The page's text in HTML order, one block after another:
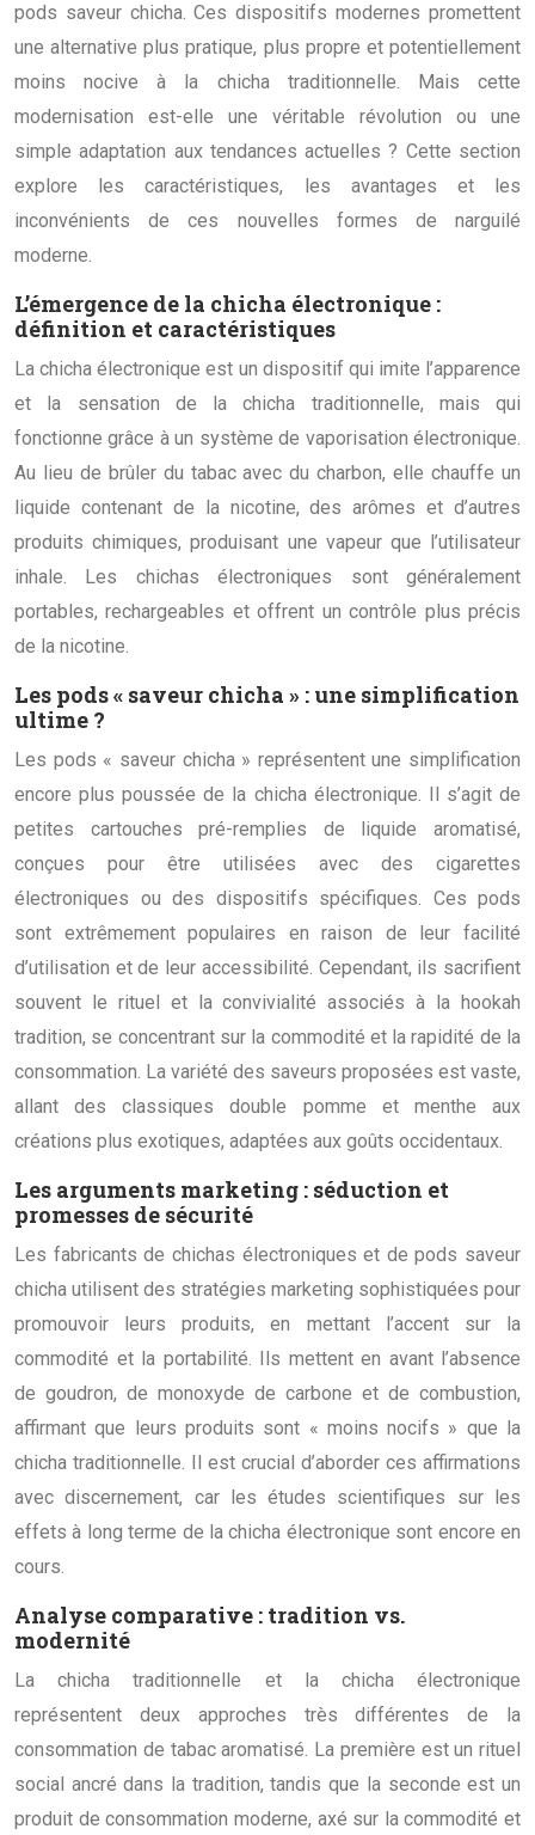
pods saveur chicha. Ces dispositifs modernes promettent
une alternative plus pratique, plus propre et potentiellement
moins nocive à la chicha traditionnelle. Mais cette
modernisation est-elle une véritable révolution ou une
simple adaptation aux tendances actuelles ? Cette section
explore les caractéristiques, les avantages et les
inconvénients de ces nouvelles formes de narguilé
moderne.
L’émergence de la chicha électronique :
définition et caractéristiques
La chicha électronique est un dispositif qui imite l’apparence
et la sensation de la chicha traditionnelle, mais qui
fonctionne grâce à un système de vaporisation électronique.
Au lieu de brûler du tabac avec du charbon, elle chauffe un
liquide contenant de la nicotine, des arômes et d’autres
produits chimiques, produisant une vapeur que l’utilisateur
inhale. Les chichas électroniques sont généralement
portables, rechargeables et offrent un contrôle plus précis
de la nicotine.
Les pods « saveur chicha » : une simplification
ultime ?
Les pods « saveur chicha » représentent une simplification
encore plus poussée de la chicha électronique. Il s’agit de
petites cartouches pré-remplies de liquide aromatisé,
conçues pour être utilisées avec des cigarettes
électroniques ou des dispositifs spécifiques. Ces pods
sont extrêmement populaires en raison de leur facilité
d’utilisation et de leur accessibilité. Cependant, ils sacrifient
souvent le rituel et la convivialité associés à la hookah
tradition, se concentrant sur la commodité et la rapidité de la
consommation. La variété des saveurs proposées est vaste,
allant des classiques double pomme et menthe aux
créations plus exotiques, adaptées aux goûts occidentaux.
Les arguments marketing : séduction et
promesses de sécurité
Les fabricants de chichas électroniques et de pods saveur
chicha utilisent des stratégies marketing sophistiquées pour
promouvoir leurs produits, en mettant l’accent sur la
commodité et la portabilité. Ils mettent en avant l’absence
de goudron, de monoxyde de carbone et de combustion,
affirmant que leurs produits sont « moins nocifs » que la
chicha traditionnelle. Il est crucial d’aborder ces affirmations
avec discernement, car les études scientifiques sur les
effets à long terme de la chicha électronique sont encore en
cours.
Analyse comparative : tradition vs.
modernité
La chicha traditionnelle et la chicha électronique
représentent deux approches très différentes de la
consommation de tabac aromatisé. La première est un rituel
social ancré dans la tradition, tandis que la seconde est un
produit de consommation moderne, axé sur la commodité et